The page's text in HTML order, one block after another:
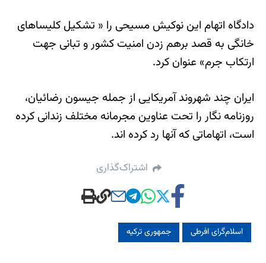
دادگاه اتهام این نوکیش مسیحی را « تشکیل کلیساهای
خانگی به قصد برهم زدن امنیت کشور و تبانی جهت
ارتکاب جرم» عنوان کرد.
ایران چند شهروند آمریکایی از جمله جیسون رضائیان،
روزنامه نگار را تحت عناوین مجرمانه مختلف زندانی کرده
است، اتهاماتی که آنها رد کرده اند.
اشتراک‌گذاری
اسلام‌گرای افرطی جمهوری ترکیه